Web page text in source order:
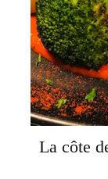
La côte